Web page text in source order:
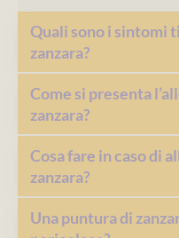
Quali sono i sintomi
zanzara?
Come si presenta
zanzara?
Cosa fare in caso di
zanzara?
Una puntura di